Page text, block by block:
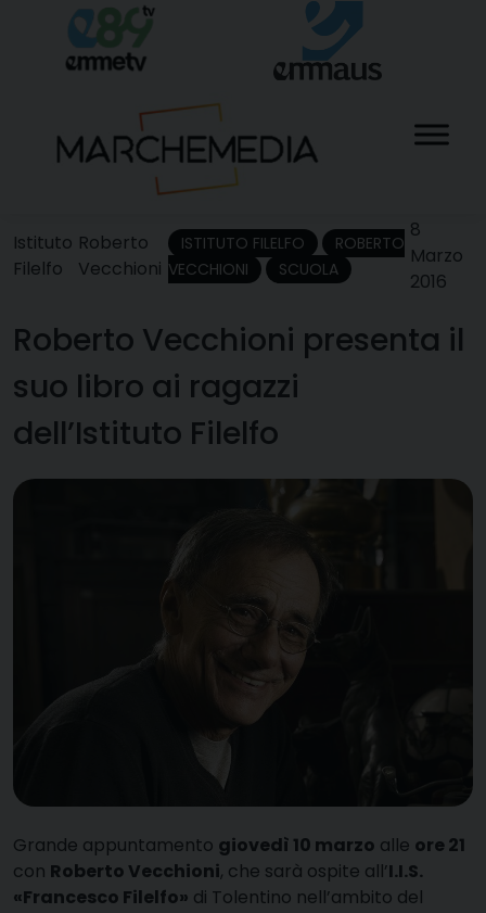
content
Istituto
Filelfo
Roberto
Vecchioni
ISTITUTO FILELFO
ROBERTO
VECCHIONI
SCUOLA
8
Marzo
2016
Roberto Vecchioni presenta il
suo libro ai ragazzi
dell’Istituto Filelfo
Grande appuntamento giovedì 10 marzo alle ore 21
con Roberto Vecchioni, che sarà ospite all’I.I.S.
«Francesco Filelfo» di Tolentino nell’ambito del